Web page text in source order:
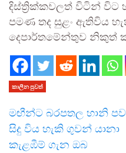
දිස්ත්‍රික්කවලත් විටින් විට
පමණ තද සුළං ඇතිවිය
දෙපාර්තමේන්තුව නිකුත්
කාලීන පුවත්
මඟීන්ට බරපතල හානි
සිදු විය හැකි ගුවන් යානා
කැළඹීම් ගැන ඔබ